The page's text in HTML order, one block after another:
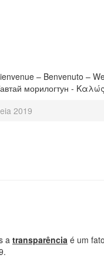
– Benvenuto –
2019
a transparência é um